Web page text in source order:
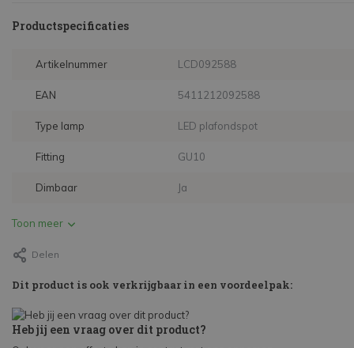
Productspecificaties
Artikelnummer LCD092588
EAN 5411212092588
Type lamp LED plafondspot
Fitting GU10
Dimbaar Ja
Toon meer
Delen
Dit product is ook verkrijgbaar in een voordeelpak:
Heb jij een vraag over dit product?